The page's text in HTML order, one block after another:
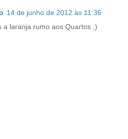
14 de junho de 2012 às 11:36
a laranja rumo aos Quartos ;)